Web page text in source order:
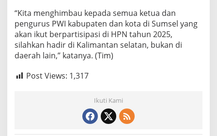
“Kita menghimbau kepada semua ketua dan
pengurus PWI kabupaten dan kota di Sumsel yang
akan ikut berpartisipasi di HPN tahun 2025,
silahkan hadir di Kalimantan selatan, bukan di
daerah lain,” katanya. (Tim)
Post Views: 1,317
Ikuti Kami